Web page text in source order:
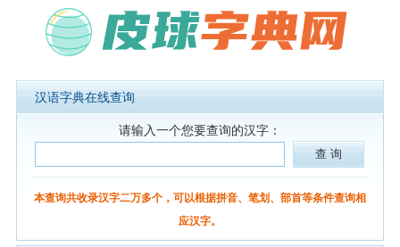
汉语字典在线查询
请输入一个您要查询的汉字：
本查询共收录汉字二万多个，可以根据拼音、笔划、部首等条件查询相
应汉字。